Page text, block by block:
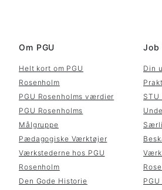
Om PGU
Helt kort om PGU
Rosenholm
PGU Rosenholms værdier
PGU Rosenholms
Målgruppe
Pædagogiske Værktøjer
Værkstederne hos PGU
Rosenholm
Den Gode Historie
Job
Din
STU